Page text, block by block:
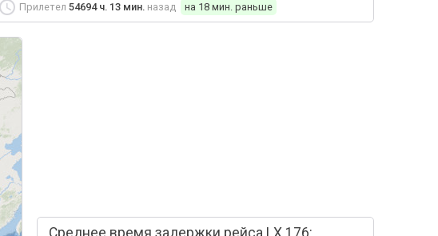
Прилетел 54694 ч. 13 мин. назад на 18 мин. раньше
Среднее время задержки рейса LX 176: